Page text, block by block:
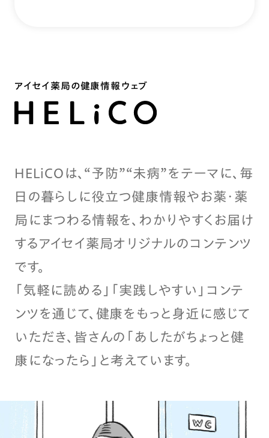
アイセイ薬局の健康情報ウェブ
HELiCOは、“予防”“未病”をテーマに、毎
日の暮らしに役立つ健康情報やお薬・薬
局にまつわる情報を、わかりやすくお届け
するアイセイ薬局オリジナルのコンテンツ
です。
「気軽に読める」「実践しやすい」コンテ
ンツを通じて、健康をもっと身近に感じて
いただき、皆さんの「あしたがちょっと健
康になったら」と考えています。